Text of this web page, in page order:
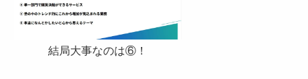
結局大事なのは⑥！